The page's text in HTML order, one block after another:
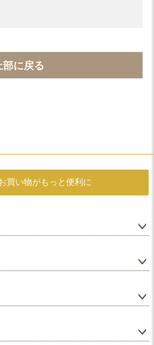
部に戻る
買い物がもっと便利に